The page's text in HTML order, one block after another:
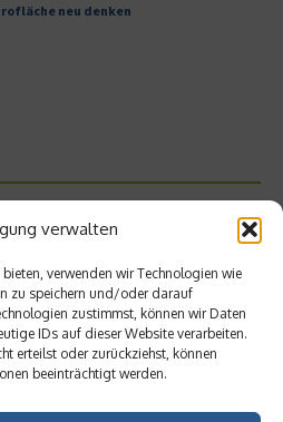
verwalten
verwenden wir Technologien wie
zu speichern und/oder darauf
zustimmst, können wir Daten
IDs auf dieser Website verarbeiten.
erteilst oder zurückziehst, können
beeinträchtigt werden.
neu denken
für kleine Unternehmen
Worldwide: Eine Ikone der globalen
im Wandel der Zeit